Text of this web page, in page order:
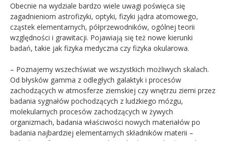
Obecnie na wydziale bardzo wiele uwagi poświęca się
zagadnieniom astrofizyki, optyki, fizyki jądra atomowego,
cząstek elementarnych, półprzewodników, ogólnej teorii
względności i grawitacji. Pojawiają się też nowe kierunki
badań, takie jak fizyka medyczna czy fizyka okularowa.
– Poznajemy wszechświat we wszystkich możliwych skalach.
Od błysków gamma z odległych galaktyk i procesów
zachodzących w atmosferze ziemskiej czy wnętrzu ziemi przez
badania sygnałów pochodzących z ludzkiego mózgu,
molekularnych procesów zachodzących w żywych
organizmach, badania właściwości nowych materiałów po
badania najbardziej elementarnych składników materii –